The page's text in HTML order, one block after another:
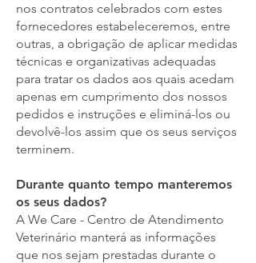
nos contratos celebrados com estes
fornecedores estabeleceremos, entre
outras, a obrigação de aplicar medidas
técnicas e organizativas adequadas
para tratar os dados aos quais acedam
apenas em cumprimento dos nossos
pedidos e instruções e eliminá-los ou
devolvê-los assim que os seus serviços
terminem.
Durante quanto tempo manteremos
os seus dados?
A We Care - Centro de Atendimento
Veterinário manterá as informações
que nos sejam prestadas durante o